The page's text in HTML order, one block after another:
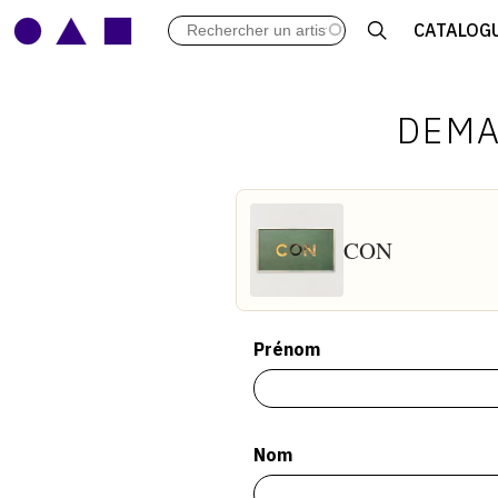
ARCHIVES DES EXPOSITIONS
LIBRAIRIE : LIVRES &
LEXIQUE ARTISTIQUE
CON
Prénom
Nom